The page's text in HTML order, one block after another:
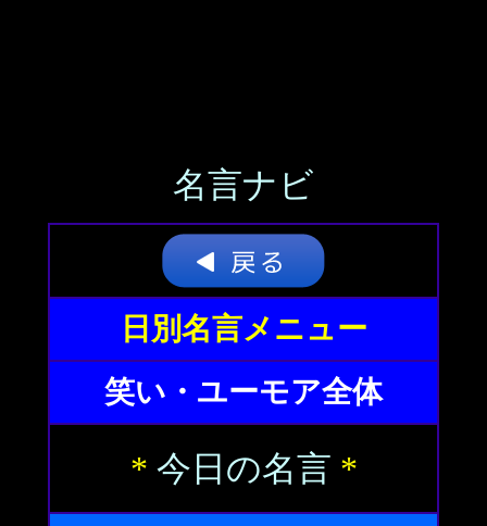
名言ナビ
日別名言メニュー
笑い・ユーモア全体
* 今日の名言 *